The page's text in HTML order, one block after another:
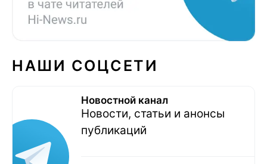
НАШИ СОЦСЕТИ
Новостной канал
Новости, статьи и анонсы
публикаций